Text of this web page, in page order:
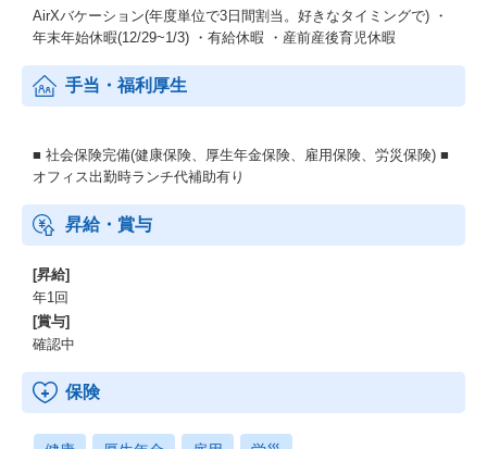
AirXバケーション(年度単位で3日間割当。好きなタイミングで) ・
年末年始休暇(12/29~1/3) ・有給休暇 ・産前産後育児休暇
手当・福利厚生
■ 社会保険完備(健康保険、厚生年金保険、雇用保険、労災保険) ■
オフィス出勤時ランチ代補助有り
昇給・賞与
[昇給]
年1回
[賞与]
確認中
保険